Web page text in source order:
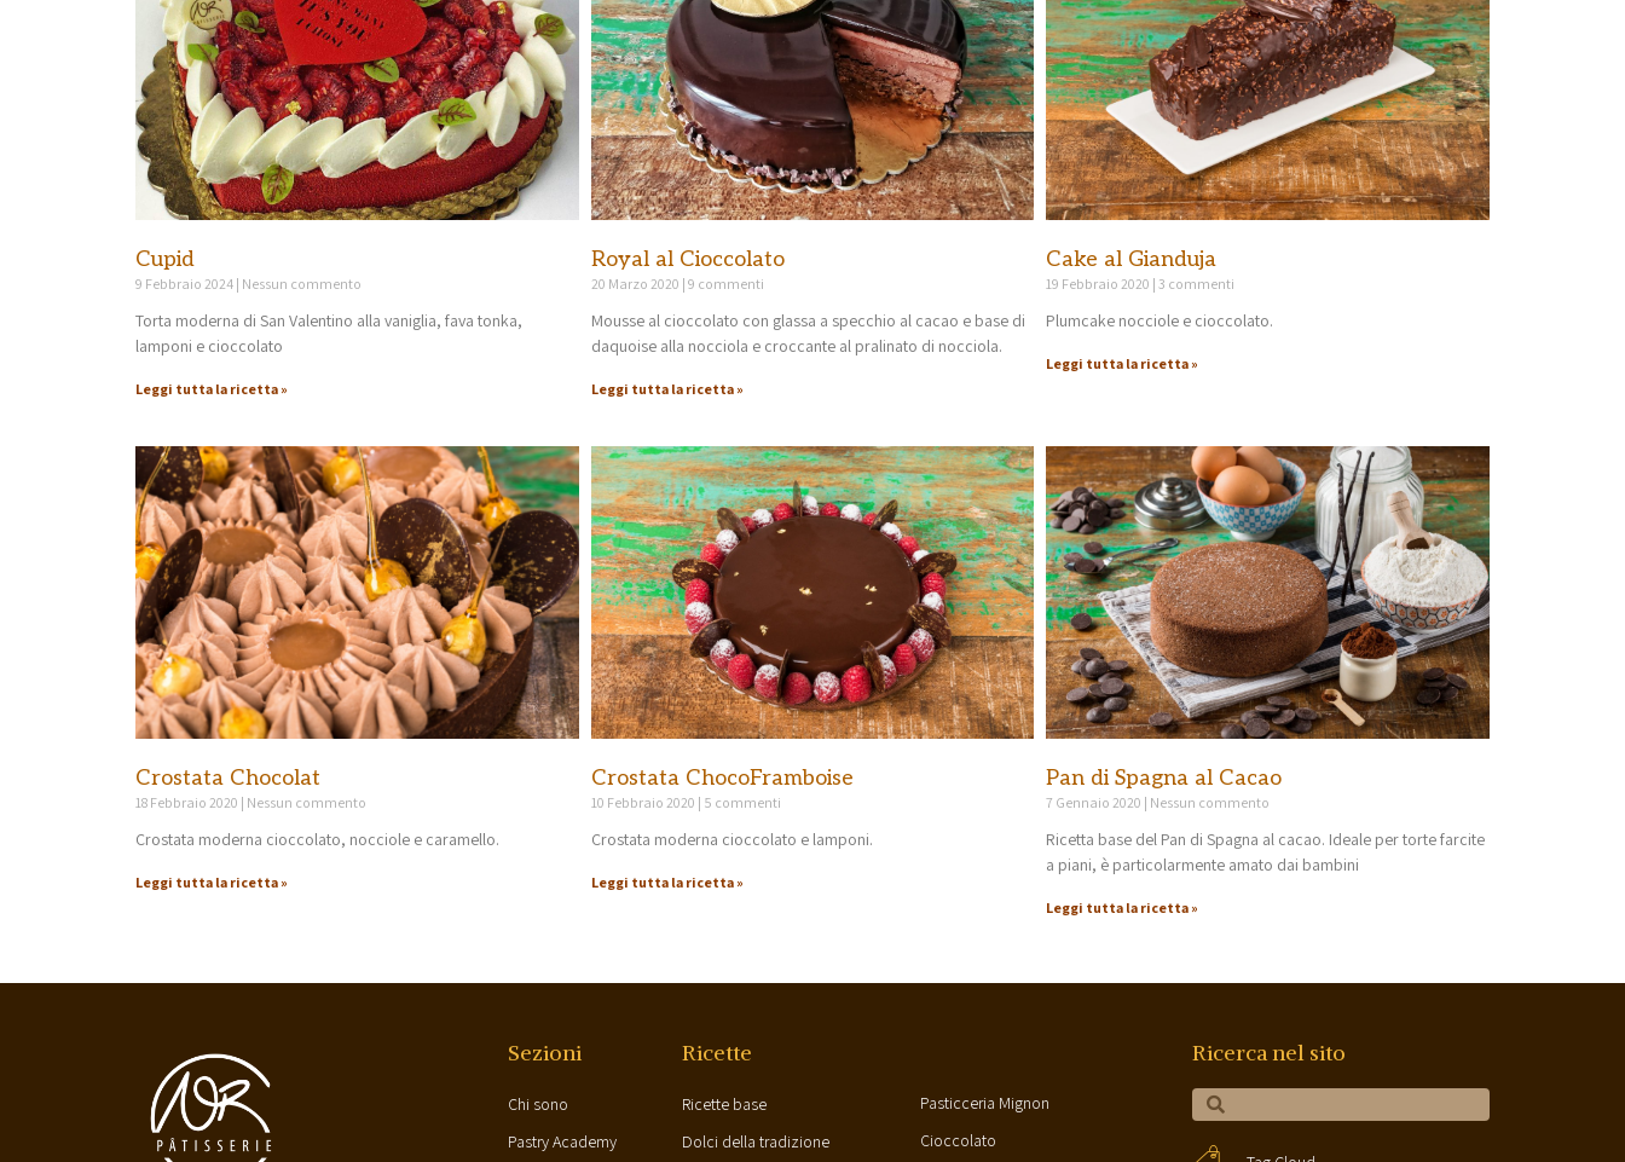
Cupid
9 Febbraio 2024 Nessun commento
Torta moderna di San Valentino alla vaniglia, fava tonka,
lamponi e cioccolato
Leggi tutta la ricetta »
Royal al Cioccolato
20 Marzo 2020 9 commenti
Mousse al cioccolato con glassa a specchio al cacao e base di
daquoise alla nocciola e croccante al pralinato di nocciola.
Leggi tutta la ricetta »
Cake al Gianduja
19 Febbraio 2020 3 commenti
Plumcake nocciole e cioccolato.
Leggi tutta la ricetta »
Crostata Chocolat
18 Febbraio 2020 Nessun commento
Crostata moderna cioccolato, nocciole e caramello.
Leggi tutta la ricetta »
Crostata ChocoFramboise
10 Febbraio 2020 5 commenti
Crostata moderna cioccolato e lamponi.
Leggi tutta la ricetta »
Pan di Spagna al Cacao
7 Gennaio 2020 Nessun commento
Ricetta base del Pan di Spagna al cacao. Ideale per torte farcite
a piani, è particolarmente amato dai bambini
Leggi tutta la ricetta »
Sezioni
Chi sono
Pastry Academy
Ricette
Ricette base
Dolci della tradizione
Pasticceria Mignon
Cioccolato
Ricerca nel sito